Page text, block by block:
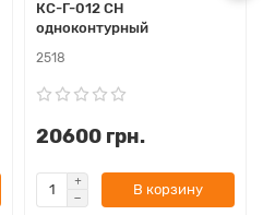
КС-Г-012 СН
одноконтурный
2518
20600 грн.
В корзину